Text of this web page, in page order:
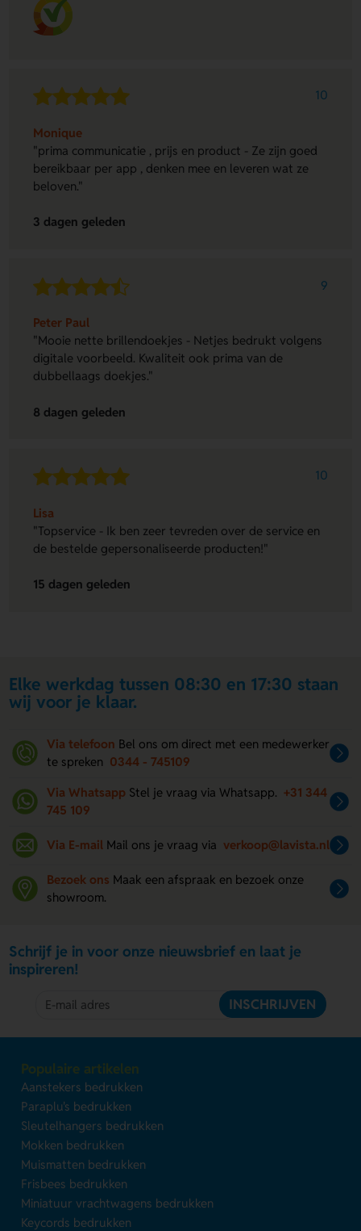
10
Monique
"prima communicatie , prijs en product - Ze zijn goed
bereikbaar per app , denken mee en leveren wat ze
beloven."
3 dagen geleden
9
Peter Paul
"Mooie nette brillendoekjes - Netjes bedrukt volgens
digitale voorbeeld. Kwaliteit ook prima van de
dubbellaags doekjes."
8 dagen geleden
10
Lisa
"Topservice - Ik ben zeer tevreden over de service en
de bestelde gepersonaliseerde producten!"
15 dagen geleden
Elke werkdag tussen 08:30 en 17:30 staan
wij voor je klaar.
Via telefoon Bel ons om direct met een medewerker
te spreken 0344 - 745109
Via Whatsapp Stel je vraag via Whatsapp. +31 344
745 109
Via E-mail Mail ons je vraag via verkoop@lavista.nl
Bezoek ons Maak een afspraak en bezoek onze
showroom.
Schrijf je in voor onze nieuwsbrief en laat je
inspireren!
INSCHRIJVEN
Populaire artikelen
Aanstekers bedrukken
Paraplu's bedrukken
Sleutelhangers bedrukken
Mokken bedrukken
Muismatten bedrukken
Frisbees bedrukken
Miniatuur vrachtwagens bedrukken
Keycords bedrukken